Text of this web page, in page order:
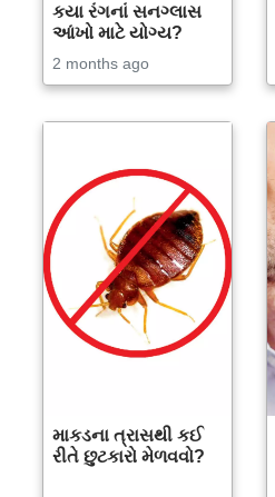
કયા રંગનાં સનગ્લાસ
આંખો માટે યોગ્ય?
2 months ago
માકડના ત્રાસથી કઈ
રીતે છુટકારો મેળવવો?